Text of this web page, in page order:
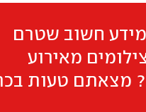
חשוב שטרם
מאירוע
מצאתם טעות